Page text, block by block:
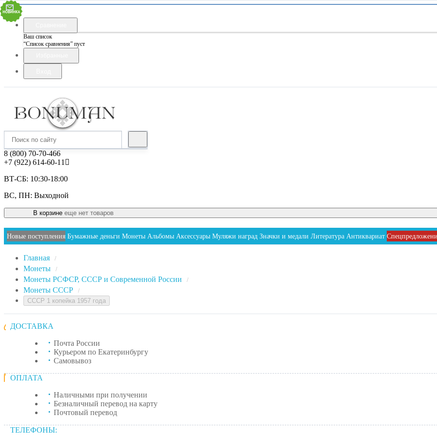
Ваш список
“Список сравнения” пуст
8 (800) 70-70-466
+7 (922) 614-60-11
ВТ-СБ: 10:30-18:00
ВС, ПН: Выходной
В корзине еще нет товаров
Новые поступления Бумажные деньги Монеты Альбомы Аксессуары Муляжи наград Значки и медали Литература Антиквариат
Главная /
Монеты /
Монеты РСФСР, СССР и Современной России /
Монеты СССР /
СССР 1 копейка 1957 года
ДОСТАВКА
Почта России
Курьером по Екатеринбургу
Самовывоз
ОПЛАТА
Наличными при получении
Безналичный перевод на карту
Почтовый перевод
ТЕЛЕФОНЫ: